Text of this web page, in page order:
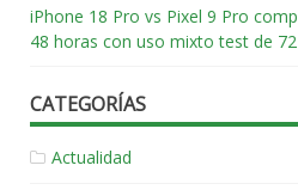
iPhone 18 Pro vs Pixel 9 Pro
48 horas con uso mixto test de
CATEGORÍAS
Actualidad